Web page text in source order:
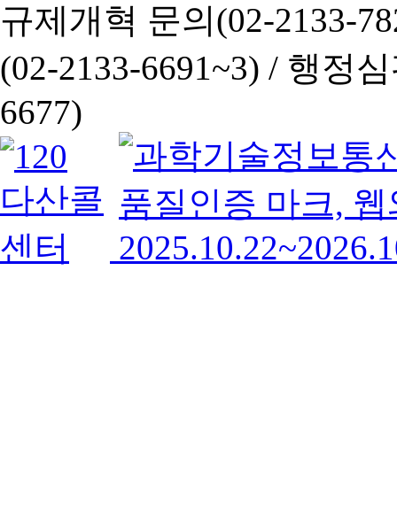
규제개혁 문의(02-2133-
(02-2133-6691~3) / 행정심
6677)